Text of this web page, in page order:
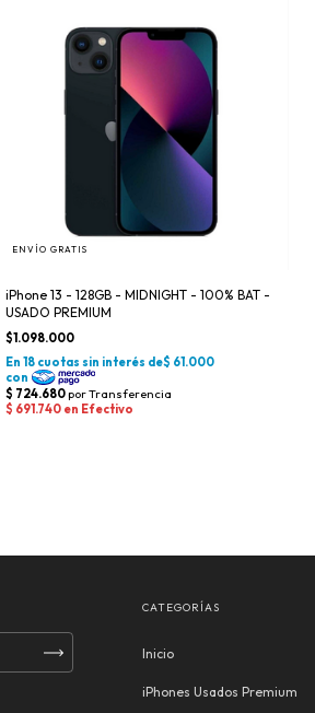
ENVÍO GRATIS
iPhone 13 - 128GB - MIDNIGHT - 100% BAT -
USADO PREMIUM
$1.098.000
CATEGORÍAS
Inicio
iPhones Usados Premium